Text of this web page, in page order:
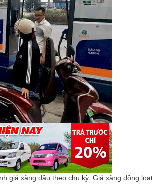
giá xăng dầu theo chu kỳ. Giá xăng đồng loạt